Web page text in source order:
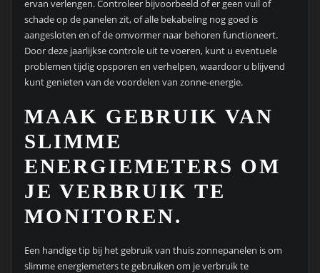
ervan verlengen. Controleer bijvoorbeeld of er geen vuil of
schade op de panelen zit, of alle bekabeling nog goed is
aangesloten en of de omvormer naar behoren functioneert.
Door deze jaarlijkse controle uit te voeren, kunt u eventuele
problemen tijdig opsporen en verhelpen, waardoor u blijvend
kunt genieten van de voordelen van zonne-energie.
MAAK GEBRUIK VAN
SLIMME
ENERGIEMETERS OM
JE VERBRUIK TE
MONITOREN.
Een handige tip bij het gebruik van thuis zonnepanelen is om
slimme energiemeters te gebruiken om je verbruik te